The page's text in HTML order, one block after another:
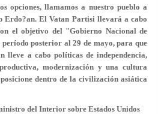
opciones, llamamos a nuestro pueblo a
Erdo?an. El Vatan Partisi llevará a cabo
el objetivo del "Gobierno Nacional de
posterior al 29 de mayo, para que
lleve a cabo políticas de independencia,
modernización y una cultura
dentro de la civilización asiática
del Interior sobre Estados Unidos